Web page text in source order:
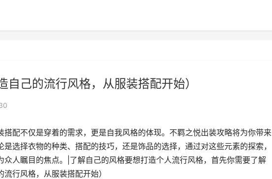
自己的流行风格，从服装搭配开始）
配不仅是穿着的需求，更是自我风格的体现。不羁之悦出装攻略将为你带来
选择衣物的种类、搭配的技巧，还是饰品的选择，通过对这些元素的探索，
众人瞩目的焦点。|了解自己的风格要想打造个人流行风格，首先你需要了解
行风格，从服装搭配开始）